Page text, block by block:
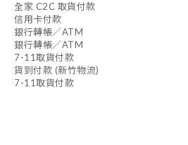
全家 C2C 取貨付款
信用卡付款
銀行轉帳／ATM
銀行轉帳／ATM
7-11取貨付款
貨到付款 (新竹物流)
7-11取貨付款